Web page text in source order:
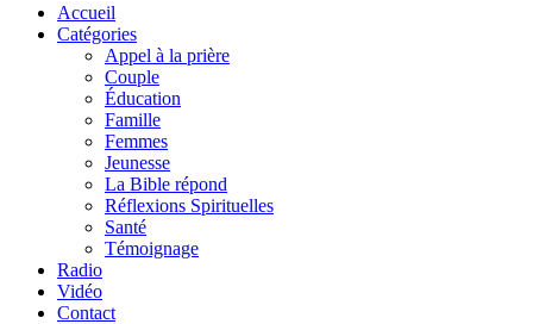
Accueil
Catégories
Appel à la prière
Couple
Éducation
Famille
Femmes
Jeunesse
La Bible répond
Réflexions Spirituelles
Santé
Témoignage
Radio
Vidéo
Contact